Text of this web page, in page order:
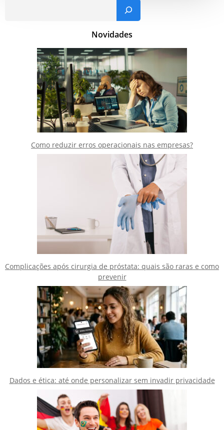
Pesquisar
Novidades
Como reduzir erros operacionais nas empresas?
Complicações após cirurgia de próstata: quais são raras e como
prevenir
Dados e ética: até onde personalizar sem invadir privacidade